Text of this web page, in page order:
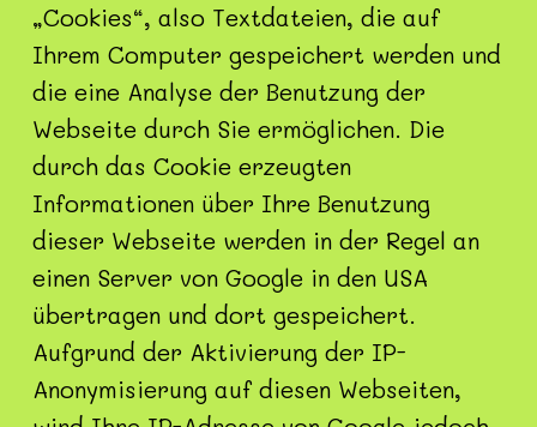
„Cookies“, also Textdateien, die auf
Ihrem Computer gespeichert werden und
die eine Analyse der Benutzung der
Webseite durch Sie ermöglichen. Die
durch das Cookie erzeugten
Informationen über Ihre Benutzung
dieser Webseite werden in der Regel an
einen Server von Google in den USA
übertragen und dort gespeichert.
Aufgrund der Aktivierung der IP-
Anonymisierung auf diesen Webseiten,